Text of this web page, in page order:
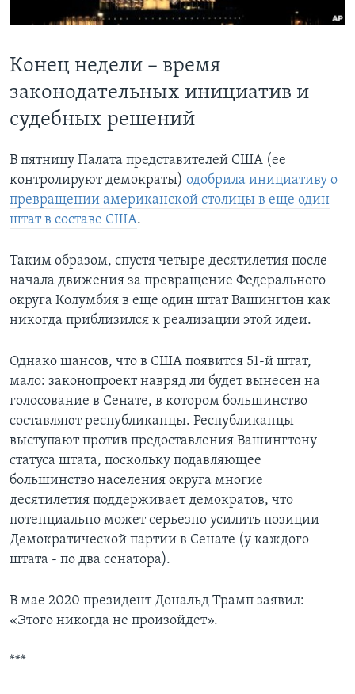
Learning English
СОЦИАЛЬНЫЕ СЕТИ
Конец недели – время
законодательных инициатив и
судебных решений
В пятницу Палата представителей США (ее
контролируют демократы) одобрила инициативу о
превращении американской столицы в еще один
штат в составе США.
Таким образом, спустя четыре десятилетия после
начала движения за превращение Федерального
округа Колумбия в еще один штат Вашингтон как
никогда приблизился к реализации этой идеи.
Однако шансов, что в США появится 51-й штат,
мало: законопроект навряд ли будет вынесен на
голосование в Сенате, в котором большинство
составляют республиканцы. Республиканцы
выступают против предоставления Вашингтону
статуса штата, поскольку подавляющее
большинство населения округа многие
десятилетия поддерживает демократов, что
потенциально может серьезно усилить позиции
Демократической партии в Сенате (у каждого
штата - по два сенатора).
В мае 2020 президент Дональд Трамп заявил:
«Этого никогда не произойдет».
***